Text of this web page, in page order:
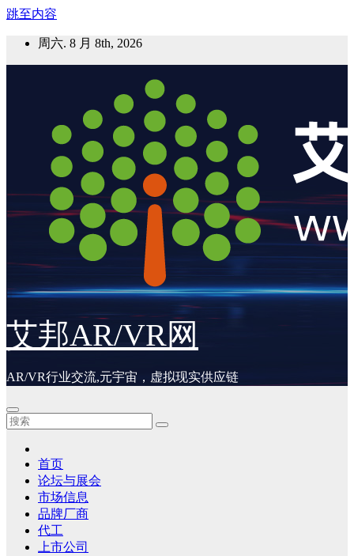
跳至内容
周六. 8 月 8th, 2026
艾邦AR/VR网
AR/VR行业交流,元宇宙，虚拟现实供应链
首页
论坛与展会
市场信息
品牌厂商
代工
上市公司